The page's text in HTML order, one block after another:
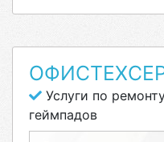
Услуги по
геймпадов